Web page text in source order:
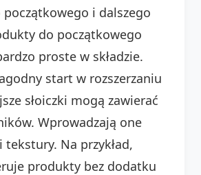
i dalszego
do początkowego
proste w składzie.
start w rozszerzaniu
słoiczki mogą zawierać
Wprowadzają one
Na przykład,
produkty bez dodatku